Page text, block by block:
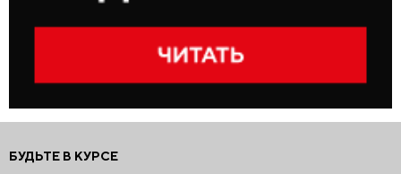
БУДЬТЕ В КУРСЕ